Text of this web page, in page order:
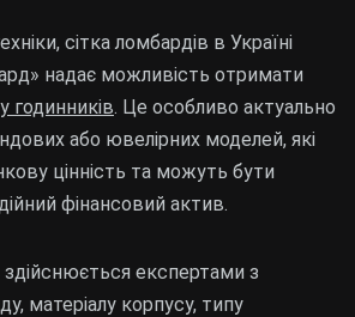
сітка ломбардів в Україні
надає можливість отримати
годинників. Це особливо актуально
або ювелірних моделей, які
цінність та можуть бути
фінансовий актив.
здійснюється експертами з
матеріалу корпусу, типу